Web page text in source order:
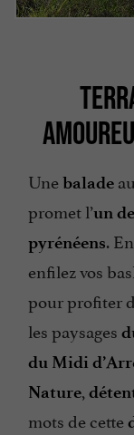
Unebalade
promet l’un
pyrénéens.
enfilez vos
pour profiter
les paysages
du Midi
Nature
mots de cette